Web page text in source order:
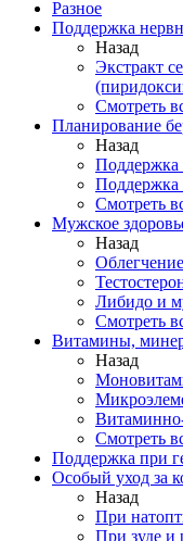
Разное
Поддержка
Назад
Экстракт
Смотреть
Планирование
Назад
Смотреть
Мужское
Назад
Либидо и
Смотреть
Витамины,
Назад
Смотреть
Поддержка при
Особый уход за
Назад
При
При зуде и